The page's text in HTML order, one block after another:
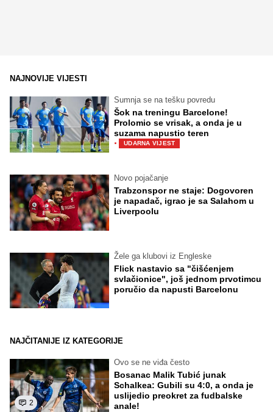
NAJNOVIJE VIJESTI
Sumnja se na tešku povredu
Šok na treningu Barcelone!
Prolomio se vrisak, a onda je u
suzama napustio teren
· UDARNA VIJEST
Novo pojačanje
Trabzonspor ne staje: Dogovoren
je napadač, igrao je sa Salahom u
Liverpoolu
Žele ga klubovi iz Engleske
Flick nastavio sa "čišćenjem
svlačionice", još jednom prvotimcu
poručio da napusti Barcelonu
NAJČITANIJE IZ KATEGORIJE
2
Ovo se ne viđa često
Bosanac Malik Tubić junak
Schalkea: Gubili su 4:0, a onda je
uslijedio preokret za fudbalske
anale!